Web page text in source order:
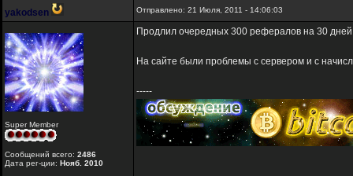
yakodsen Отправлено: 21 Июля, 2011 - 14:06:03
Super Member
Сообщений всего: 2486
Дата рег-ции: Нояб. 2010
Продлил очередных 300 рефералов на 30
На сайте были проблемы с сервером и с
-----